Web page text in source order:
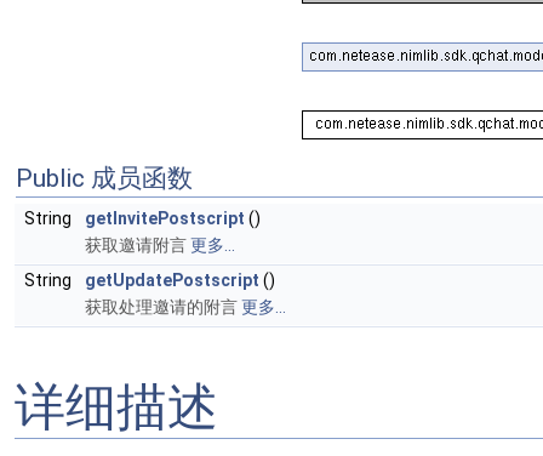
Public 成员函数
String getInvitePostscript ()
获取邀请附言更多...
String
getUpdatePostscript ()
获取处理邀请的附言更多...
详细描述